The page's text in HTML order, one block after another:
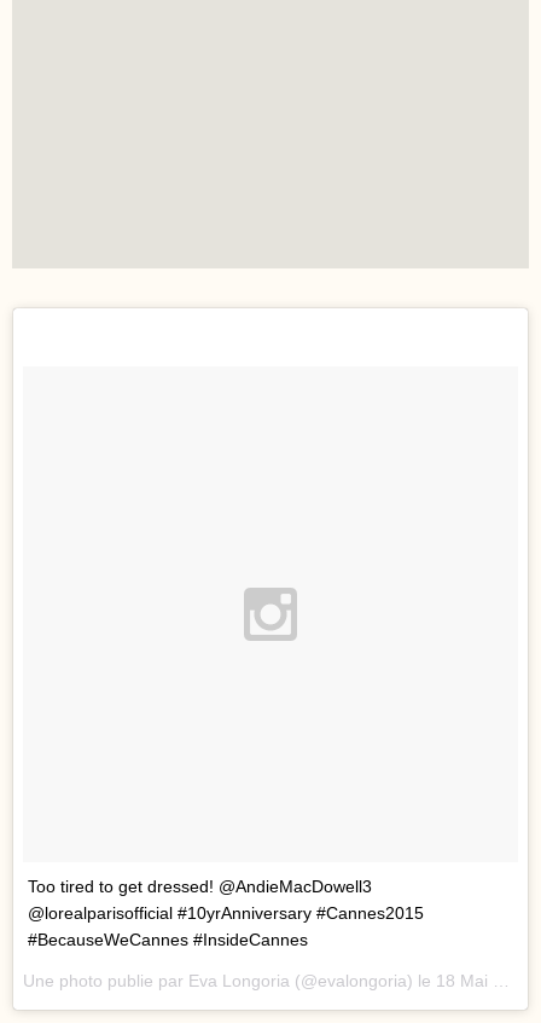
Too tired to get dressed! @AndieMacDowell3
@lorealparisofficial #10yrAnniversary #Cannes2015
#BecauseWeCannes #InsideCannes
Une photo publie par Eva Longoria (@evalongoria) le 18 Mai 2015 0h59 PDT